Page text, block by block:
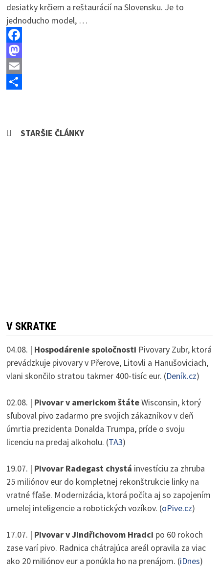
desiatky krčiem a reštaurácií na Slovensku. Je to
jednoducho model, …
F
a
c
o
M
a
o
E
ia
Navigácia
STARŠIE ČLÁNKY
V SKRATKE
04.08. | Hospodárenie spoločnosti Pivovary Zubr, ktorá
prevádzkuje pivovary v Přerove, Litovli a Hanušoviciach,
vlani skončilo stratou takmer 400-tisíc eur. (Deník.cz)
02.08. | Pivovar v americkom štáteWisconsin, ktorý
sľuboval pivo zadarmo pre svojich zákazníkov v deň
úmrtia prezidenta Donalda Trumpa, príde o svoju
licenciu na predaj alkoholu. (TA3)
19.07. | Pivovar Radegast chystá investíciu za zhruba
25 miliónov eur do kompletnej rekonštrukcie linky na
vratné fľaše. Modernizácia, ktorá počíta aj so zapojením
umelej inteligencie a robotických vozíkov. (oPive.cz)
17.07. | Pivovar v Jindřichovom Hradci po 60 rokoch
zase varí pivo. Radnica chátrajúca areál opravila za viac
ako 20 miliónov eur a ponúkla ho na prenájom. (iDnes)